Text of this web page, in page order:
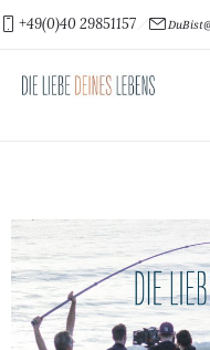
+49(0)40 29851157